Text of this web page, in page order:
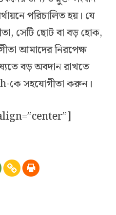
পরিচালিত হয়। যে
সেটি ছোট বা বড় হোক,
আমাদের নিরপেক্ষ
বড় অবদান রাখতে
কে সহযোগীতা করুন।